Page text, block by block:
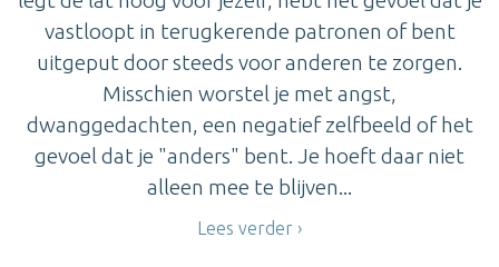
vastloopt in terugkerende patronen of bent
uitgeput door steeds voor anderen te zorgen.
Misschien worstel je met angst,
dwanggedachten, een negatief zelfbeeld of het
gevoel dat je "anders" bent. Je hoeft daar niet
alleen mee te blijven...
Lees verder